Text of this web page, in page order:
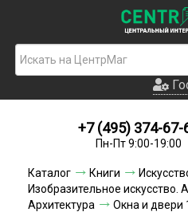
Условия
Условия
+7 (495) 374-67-
Пн-Пт 9:00-19:00
Каталог Книги
Изобразительное искусство.
Архитектура
Окна и двери